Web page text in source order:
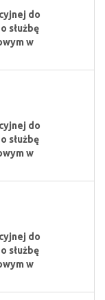
do
służbę
w
do
służbę
w
do
służbę
w